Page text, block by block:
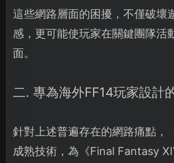
這些網路層面的困擾，不僅破壞
感，更可能使玩家在關鍵團隊活
面。
二. 專為海外FF14玩家設計
針對上述普遍存在的網路痛點，
成熟技術，為《Final Fantasy